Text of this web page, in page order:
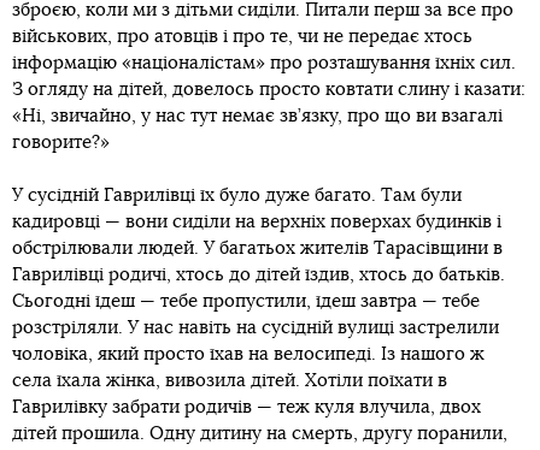
зброєю, коли ми з дітьми сиділи. Питали перш за все про
військових, про атовців і про те, чи не передає хтось
інформацію «націоналістам» про розташування їхніх сил.
З огляду на дітей, довелось просто ковтати слину і казати:
«Ні, звичайно, у нас тут немає зв’язку, про що ви взагалі
говорите?»
У сусідній Гаврилівці їх було дуже багато. Там були
кадировці — вони сиділи на верхніх поверхах будинків і
обстрілювали людей. У багатьох жителів Тарасівщини в
Гаврилівці родичі, хтось до дітей їздив, хтось до батьків.
Сьогодні їдеш — тебе пропустили, їдеш завтра — тебе
розстріляли. У нас навіть на сусідній вулиці застрелили
чоловіка, який просто їхав на велосипеді. Із нашого ж
села їхала жінка, вивозила дітей. Хотіли поїхати в
Гаврилівку забрати родичів — теж куля влучила, двох
дітей прошила. Одну дитину на смерть, другу поранили,